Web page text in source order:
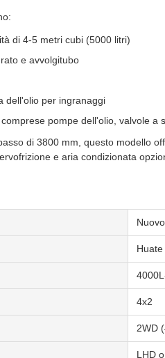
di 4-5 metri cubi (5000 litri)
e avvolgitubo
dell'olio per ingranaggi
pompe dell'olio, valvole a
di 3800 mm, questo modello
e aria condizionata
Nuovo
Huate
4x2
2WD
LHD